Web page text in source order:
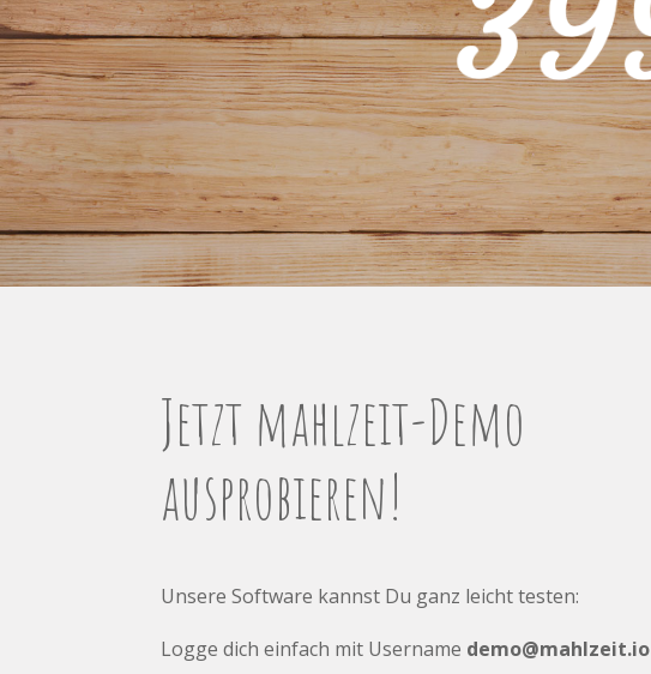
Jetzt mahlzeit-Demo
ausprobieren!
Unsere Software kannst Du ganz leicht testen:
Logge dich einfach mit Username demo@mahlzeit.io